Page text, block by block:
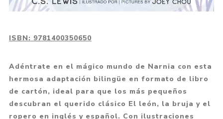
ISBN: 9781400350650
Adéntrate en el mágico mundo de Narnia con esta
hermosa adaptación bilingüe en formato de libro
de cartón, ideal para que los más pequeños
descubran el querido clásico El león, la bruja y el
ropero en inglés y español. Con ilustraciones